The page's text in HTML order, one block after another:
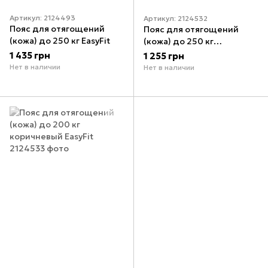
Артикул: 2124493
Пояс для отягощений
(кожа) до 250 кг EasyFit
1 435 грн
Нет в наличии
Артикул: 2124532
Пояс для отягощений
(кожа) до 250 кг
коричневый EasyFit
1 255 грн
Нет в наличии